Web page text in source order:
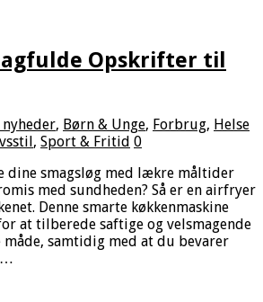
Opskrifter til
, Børn & Unge, Forbrug, Helse
, Sport & Fritid 0
dine smagsløg med lækre måltider
med sundheden? Så er en airfryer
Denne smarte køkkenmaskine
at tilberede saftige og velsmagende
samtidig med at du bevarer
…